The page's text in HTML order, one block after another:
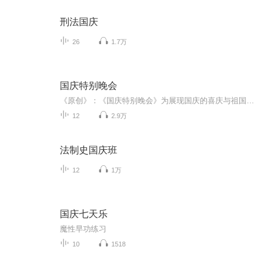
刑法国庆
26 1.7万
国庆特别晚会
12 2.9万
法制史国庆班
12 1万
国庆七天乐
魔性早功练习
10 1518